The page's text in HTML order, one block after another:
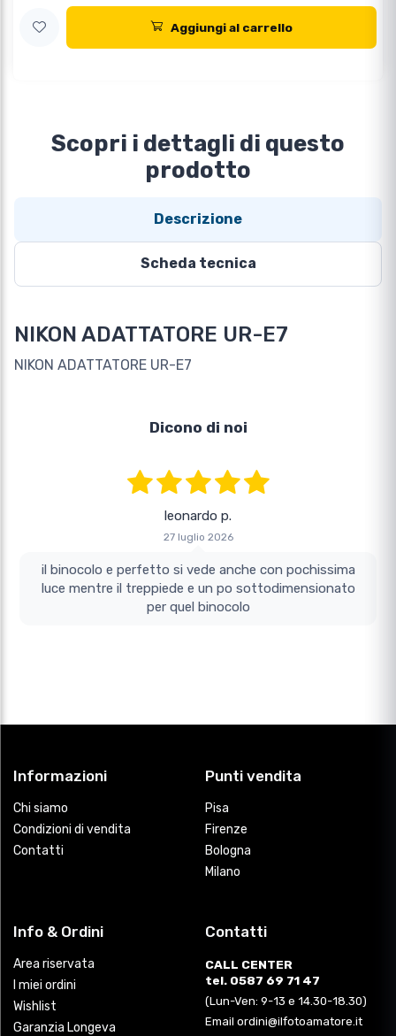
Aggiungi al carrello
Scopri i dettagli di questo
prodotto
Descrizione
Scheda tecnica
NIKON ADATTATORE UR-E7
NIKON ADATTATORE UR-E7
Dicono di noi
leonardo p.
27 luglio 2026
il binocolo e perfetto si vede anche con pochissima
luce mentre il treppiede e un po sottodimensionato
per quel binocolo
Informazioni
Chi siamo
Condizioni di vendita
Contatti
Punti vendita
Pisa
Firenze
Bologna
Milano
Info & Ordini
Area riservata
I miei ordini
Wishlist
Garanzia Longeva
Contatti
CALL CENTER
tel. 0587 69 71 47
(Lun-Ven: 9-13 e 14.30-18.30)
Email ordini@ilfotoamatore.it